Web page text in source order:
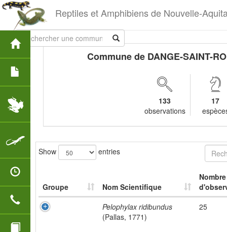
Reptiles et Amphibiens de Nouvelle-
Commune de DANGE-SAINT-
133
observations
17
Show entries
Groupe Nom Scientifique
Nombre
Pelophylax ridibundus
(Pallas, 1771)
25